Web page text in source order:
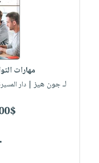
مهارات
لـ جون هيز| دار